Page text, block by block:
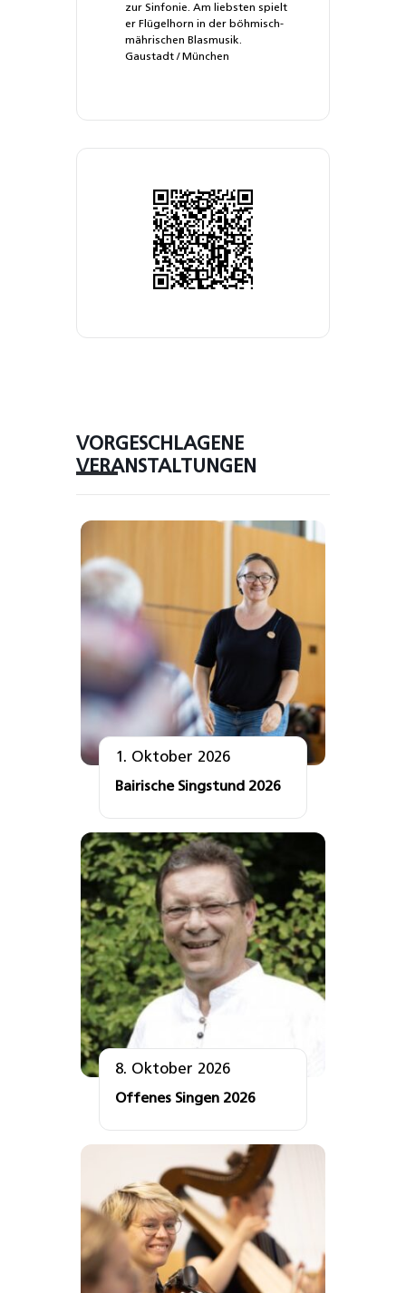
zur Sinfonie. Am liebsten spielt
er Flügelhorn in der böhmisch-
mährischen Blasmusik.
Gaustadt / München
VORGESCHLAGENE
VERANSTALTUNGEN
1. Oktober 2026
Bairische Singstund 2026
8. Oktober 2026
Offenes Singen 2026